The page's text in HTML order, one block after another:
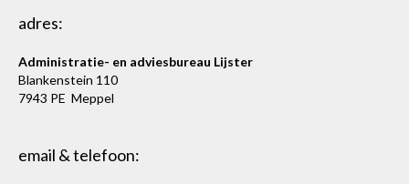
adres:
Administratie- en adviesbureau Lijster
Blankenstein 110
7943 PE Meppel
email & telefoon: